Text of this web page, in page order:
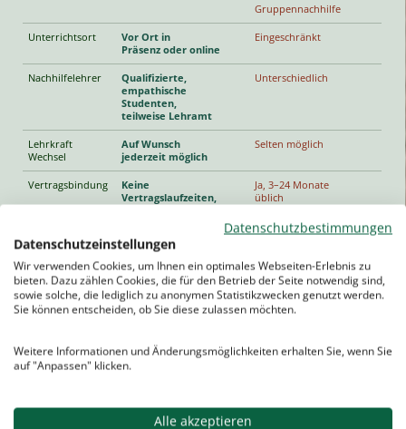
Gruppennachhilfe
Unterrichtsort
Vor Ort in
Präsenz oder online
Eingeschränkt
Nachhilfelehrer
Qualifizierte,
empathische
Studenten,
teilweise Lehramt
Unterschiedlich
Lehrkraft
Wechsel
Auf Wunsch
jederzeit möglich
Selten möglich
Vertragsbindung
Keine
Vertragslaufzeiten,
Ja, 3–24 Monate
üblich
Erreichbarkeit
Persönlicher Kontakt
per Telefon & E-Mail
per E-Mail
Persönl.
Betreuung
Über die gesamte
Laufzeit garantiert
Nicht garantiert
Datenschutzbestimmungen
Datenschutzeinstellungen
Wir verwenden Cookies, um Ihnen ein optimales Webseiten-Erlebnis zu
bieten. Dazu zählen Cookies, die für den Betrieb der Seite notwendig sind,
sowie solche, die lediglich zu anonymen Statistikzwecken genutzt werden.
Sie können entscheiden, ob Sie diese zulassen möchten.
Weitere Informationen und Änderungsmöglichkeiten erhalten Sie, wenn Sie
auf "Anpassen" klicken.
Alle akzeptieren